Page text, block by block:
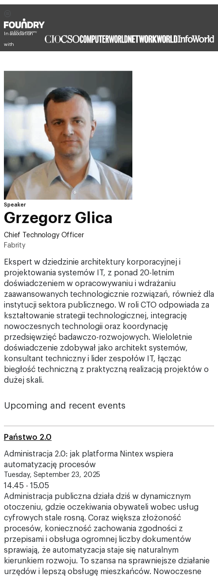
In association
with
Speaker
Grzegorz Glica
Chief Technology Officer
Fabrity
Ekspert w dziedzinie architektury korporacyjnej i
projektowania systemów IT, z ponad 20-letnim
doświadczeniem w opracowywaniu i wdrażaniu
zaawansowanych technologicznie rozwiązań, również dla
instytucji sektora publicznego. W roli CTO odpowiada za
kształtowanie strategii technologicznej, integrację
nowoczesnych technologii oraz koordynację
przedsięwzięć badawczo-rozwojowych. Wieloletnie
doświadczenie zdobywał jako architekt systemów,
konsultant techniczny i lider zespołów IT, łącząc
biegłość techniczną z praktyczną realizacją projektów o
dużej skali.
Upcoming and recent events
Państwo 2.0
Administracja 2.0: jak platforma Nintex wspiera
automatyzację procesów
Tuesday, September 23, 2025
14.45 - 15.05
Administracja publiczna działa dziś w dynamicznym
otoczeniu, gdzie oczekiwania obywateli wobec usług
cyfrowych stale rosną. Coraz większa złożoność
procesów, konieczność zachowania zgodności z
przepisami i obsługa ogromnej liczby dokumentów
sprawiają, że automatyzacja staje się naturalnym
kierunkiem rozwoju. To szansa na sprawniejsze działanie
urzędów i lepszą obsługę mieszkańców. Nowoczesne